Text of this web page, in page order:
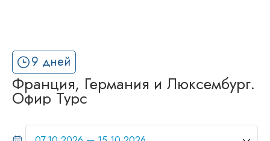
9 дней
Франция, Германия и Люксембург.
Офир Турс